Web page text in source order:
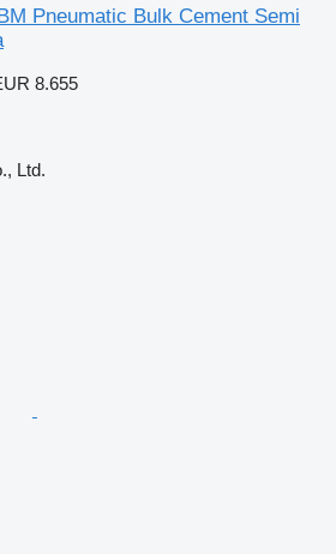
Pneumatic Bulk Cement Semi
8.655
Ltd.